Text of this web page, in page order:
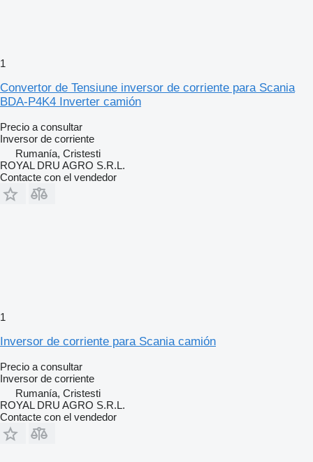
1
Convertor de Tensiune inversor de corriente para Scania
BDA-P4K4 Inverter camión
Precio a consultar
Inversor de corriente
Rumanía, Cristesti
ROYAL DRU AGRO S.R.L.
Contacte con el vendedor
1
Inversor de corriente para Scania camión
Precio a consultar
Inversor de corriente
Rumanía, Cristesti
ROYAL DRU AGRO S.R.L.
Contacte con el vendedor